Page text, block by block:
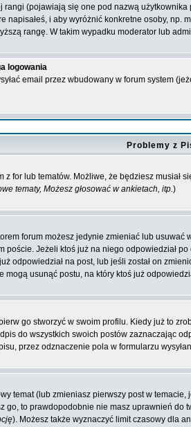
rangi (pojawiają się one pod nazwą
napisałeś, i aby wyróżnić konkretne osoby,
rangę. W takim wypadku moderator lub
logowania
email przez wbudowany w forum system
Problemy z
for lub tematów. Możliwe, że będziesz
tematy, Możesz głosować w ankietach, itp.)
forum możesz jedynie zmieniać lub
poście. Jeżeli ktoś już na niego odpowiedział
odpowiedział na post, lub jeśli został on
usunąć postu, na który ktoś już
go stworzyć w swoim profilu. Kiedy już to
do wszystkich swoich postów zaznaczając
przez odznaczenie pola w formularzu
temat (lub zmieniasz pierwszy post w
go, to prawdopodobnie nie masz uprawnień
). Możesz także wyznaczyć limit czasowy dla